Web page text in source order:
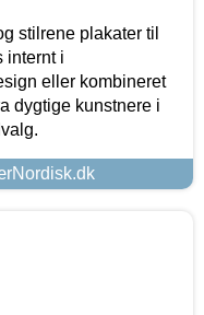
stilrene plakater til
internt i
eller kombineret
dygtige kunstnere i